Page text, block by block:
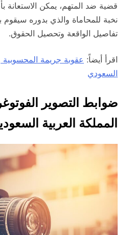
قضية ضد المتهم، يمكن
نخبة للمحاماة والذي بدوره سيقوم
تفاصيل الواقعة وتحصيل الحقوق.
اقرأ أيضاً: عقوبة جريمة
السعودي
ضوابط التصوير
المملكة العربية